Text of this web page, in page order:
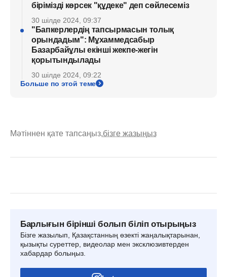
бірімізді көрсек "құдеке" деп сөйлесеміз
30 шілде 2024, 09:37
"Бапкерлердің тапсырмасын толық
орындадым": Мұхаммедсабыр
Базарбайұлы екінші жекпе-жегін
қорытындылады
30 шілде 2024, 09:22
Больше по этой теме
Мәтіннен қате тапсаңыз,бізге жазыңыз
Барлығын бірінші болып біліп отырыңыз
Бізге жазылып, Қазақстанның өзекті жаңалықтарынан,
қызықты суреттер, видеолар мен эксклюзивтерден
хабардар болыңыз.